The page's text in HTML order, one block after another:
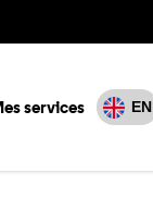
services EN